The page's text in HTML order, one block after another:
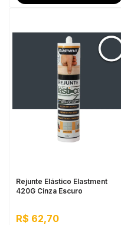
Rejunte Elástico Elastment
420G Cinza Escuro
R$ 62,70